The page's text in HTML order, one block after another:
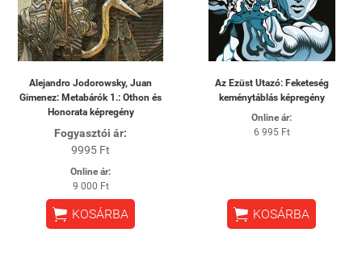
Alejandro Jodorowsky, Juan
Gimenez: Metabárók 1.: Othon és
Honorata képregény
Fogyasztói ár:
9995 Ft
Online ár:
9 000 Ft
 KOSÁRBA
Az Ezüst Utazó: Feketeség
keménytáblás képregény
Online ár:
6 995 Ft
 KOSÁRBA